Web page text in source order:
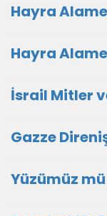
Hayra
Hayra
İsrail Mitler
Gazze
Yüzümüz